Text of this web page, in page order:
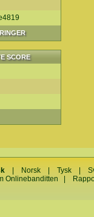
SCORE
Norsk Tysk
Onlinebanditten